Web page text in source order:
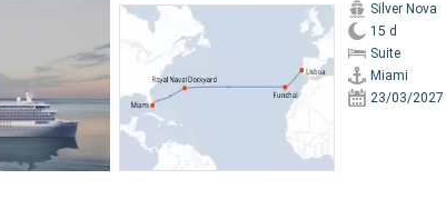
Silver Nova
15 d
Suite
Miami
23/03/2027